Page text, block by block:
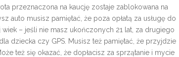
przeznaczona na kaucję zostaje zablokowana na
auto musisz pamiętać, że poza opłatą za usługę do
– jeśli nie masz ukończonych 21 lat, za drugiego
dziecka czy GPS. Musisz też pamiętać, że przyjdzie
też się okazać, że dopłacisz za sprzątanie i mycie